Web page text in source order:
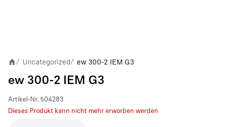
/ Uncategorized / ew 300-2 IEM G3
ew 300-2 IEM G3
Artikel-Nr. 504283
Dieses Produkt kann nicht mehr erworben werden